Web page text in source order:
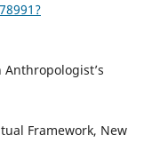
Anthropologist’s
Framework, New